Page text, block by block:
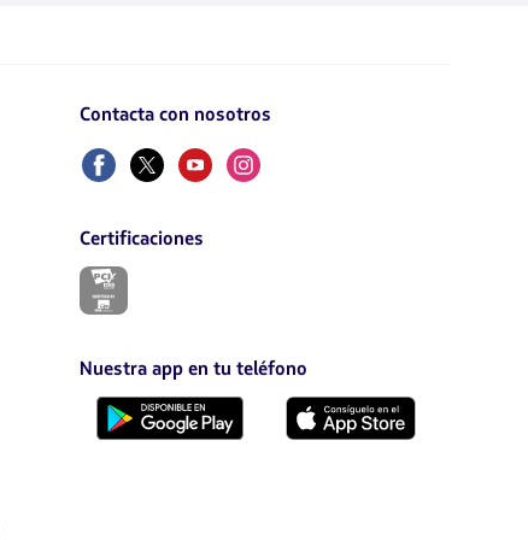
Contacta con nosotros
FacebookTwitterYoutubeInstagram
Certificaciones
El
en
nueva
pestaña.
Nuestra app en tu teléfono
Descárgala
desde
Descárgala
desde